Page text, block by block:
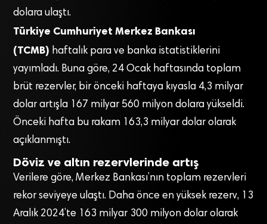
dolara ulaştı.
Türkiye Cumhuriyet Merkez Bankası
(TCMB) haftalık para ve banka istatistiklerini
yayımladı. Buna göre, 24 Ocak haftasında toplam
brüt rezervler, bir önceki haftaya kıyasla 4,3 milyar
dolar artışla 167 milyar 560 milyon dolara yükseldi.
Önceki hafta bu rakam 163,3 milyar dolar olarak
açıklanmıştı.
Döviz ve altın rezervlerinde artış
Verilere göre, Merkez Bankası’nın toplam rezervleri
rekor seviyeye ulaştı. Daha önce en yüksek rezerv, 13
Aralık 2024’te 163 milyar 300 milyon dolar olarak